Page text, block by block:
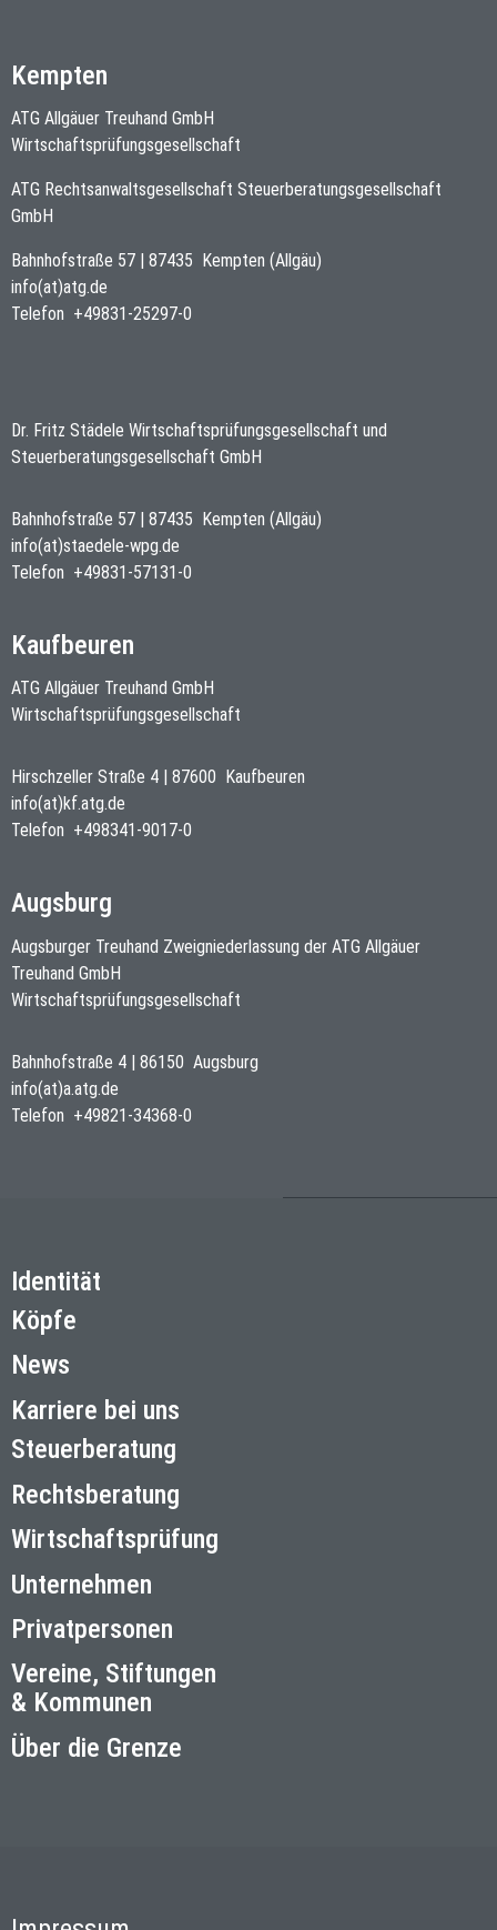
Kempten
ATG Allgäuer Treuhand GmbH
Wirtschaftsprüfungsgesellschaft
ATG Rechtsanwaltsgesellschaft Steuerberatungsgesellschaft
GmbH
Bahnhofstraße 57 87435
Kempten (Allgäu)
info(at)atg.de
Telefon +49831-25297-0
Dr. Fritz Städele Wirtschaftsprüfungsgesellschaft und
Steuerberatungsgesellschaft GmbH
Bahnhofstraße 57 | 87435 Kempten (Allgäu)
info(at)staedele-wpg.de
Telefon +49831-57131-0
Kaufbeuren
ATG Allgäuer Treuhand GmbH
Wirtschaftsprüfungsgesellschaft
Hirschzeller Straße 4 | 87600 Kaufbeuren
info(at)kf.atg.de
Telefon +498341-9017-0
Augsburg
Augsburger Treuhand Zweigniederlassung der ATG Allgäuer
Treuhand GmbH
Wirtschaftsprüfungsgesellschaft
Bahnhofstraße 4 | 86150 Augsburg
info(at)a.atg.de
Telefon +49821-34368-0
Identität
Köpfe
News
Karriere bei uns
Steuerberatung
Rechtsberatung
Wirtschaftsprüfung
Unternehmen
Privatpersonen
Vereine, Stiftungen
& Kommunen
Über die Grenze